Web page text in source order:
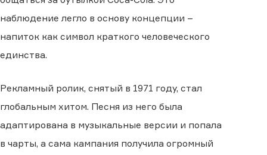
наблюдение легло в основу концепции −
напиток как символ краткого человеческого
единства.
Рекламный ролик, снятый в 1971 году, стал
глобальным хитом. Песня из него была
адаптирована в музыкальные версии и попала
в чарты, а сама кампания получила огромный